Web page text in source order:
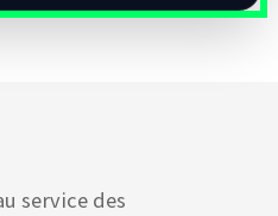
service des